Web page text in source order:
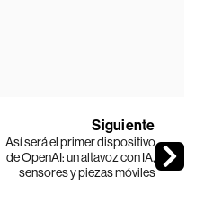
Siguiente
Así será el primer dispositivo
de OpenAI: un altavoz con IA,
sensores y piezas móviles